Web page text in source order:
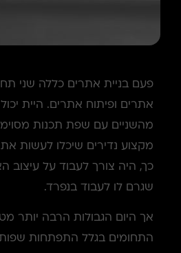
פעם בניית אתרים כללה שני
אתרים ופיתוח אתרים. היית
מהשניים עם שפת תכנות
מקצוע נדירים שיכלו לעשות
כך, היה צורך לעבוד על עיצוב
שגרם לו לעבוד בנפרד.
אך היום הגבולות הרבה יותר
התחומים בגלל התפתחות